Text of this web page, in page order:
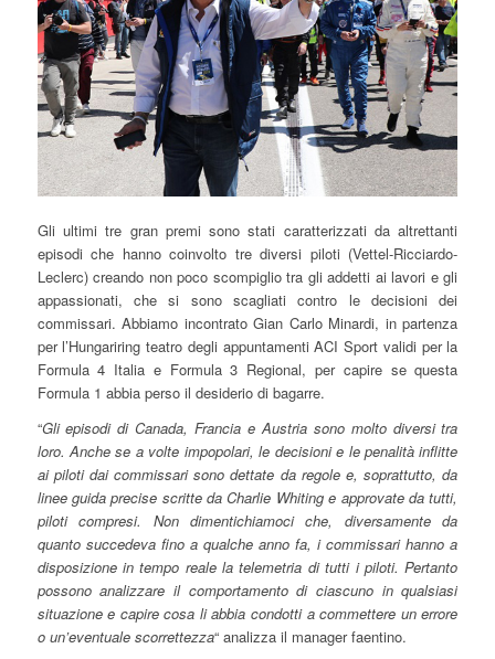
Gli ultimi tre gran premi sono stati caratterizzati da altrettanti
episodi che hanno coinvolto tre diversi piloti (Vettel-Ricciardo-
Leclerc) creando non poco scompiglio tra gli addetti ai lavori e gli
appassionati, che si sono scagliati contro le decisioni dei
commissari. Abbiamo incontrato Gian Carlo Minardi, in partenza
per l’Hungariring teatro degli appuntamenti ACI Sport validi per la
Formula 4 Italia e Formula 3 Regional, per capire se questa
Formula 1 abbia perso il desiderio di bagarre.
“Gli episodi di Canada, Francia e Austria sono molto diversi tra
loro. Anche se a volte impopolari, le decisioni e le penalità inflitte
ai piloti dai commissari sono dettate da regole e, soprattutto, da
linee guida precise scritte da Charlie Whiting e approvate da tutti,
piloti compresi. Non dimentichiamoci che, diversamente da
quanto succedeva fino a qualche anno fa, i commissari hanno a
disposizione in tempo reale la telemetria di tutti i piloti. Pertanto
possono analizzare il comportamento di ciascuno in qualsiasi
situazione e capire cosa li abbia condotti a commettere un errore
o un’eventuale scorrettezza“ analizza il manager faentino.